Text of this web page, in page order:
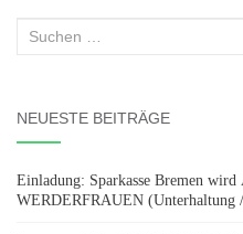
Suchen
NEUESTE BEITRÄGE
Einladung: Sparkasse Bremen
WERDERFRAUEN (Unterhaltung